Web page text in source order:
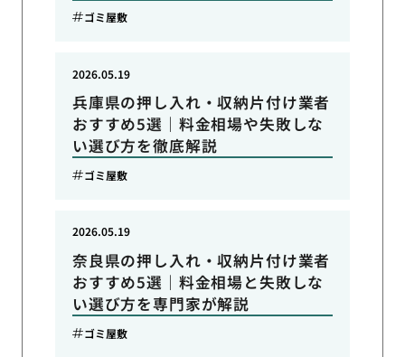
ゴミ屋敷
兵庫県の押し入れ・収納片付け業者
おすすめ5選｜料金相場や失敗しな
い選び方を徹底解説
2026.05.19
ゴミ屋敷
奈良県の押し入れ・収納片付け業者
おすすめ5選｜料金相場と失敗しな
い選び方を専門家が解説
2026.05.19
ゴミ屋敷